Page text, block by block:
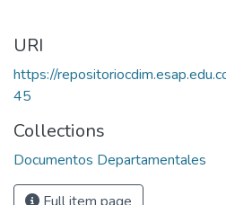
URI
https://
45
Collections
Documentos Departamentales